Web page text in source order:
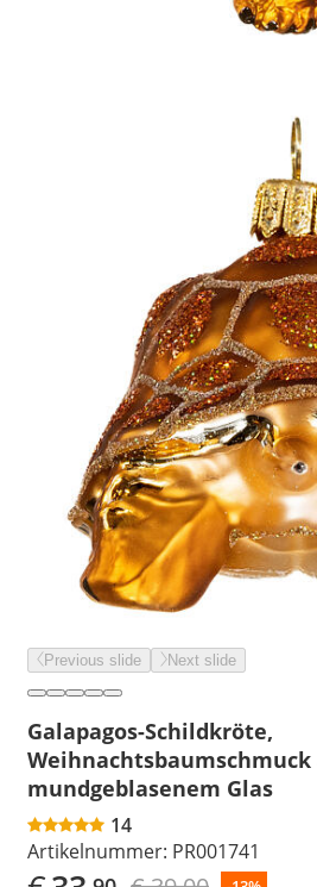
Previous slide Next slide
Galapagos-Schildkröte,
Weihnachtsbaumschmuck
mundgeblasenem Glas
14
Artikelnummer: PR001741